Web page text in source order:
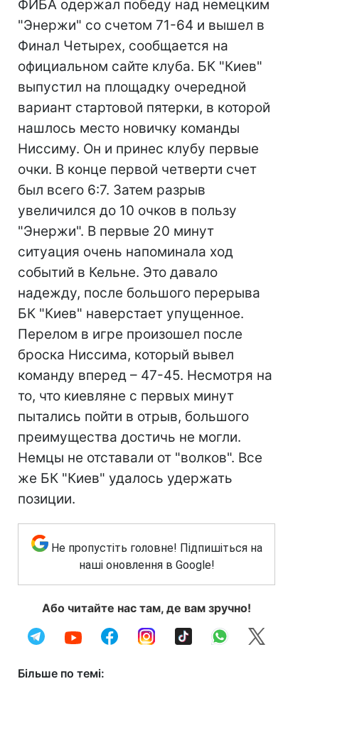
ФИБА одержал победу над немецким
"Энержи" со счетом 71-64 и вышел в
Финал Четырех, сообщается на
официальном сайте клуба. БК "Киев"
выпустил на площадку очередной
вариант стартовой пятерки, в которой
нашлось место новичку команды
Ниссиму. Он и принес клубу первые
очки. В конце первой четверти счет
был всего 6:7. Затем разрыв
увеличился до 10 очков в пользу
"Энержи". В первые 20 минут
ситуация очень напоминала ход
событий в Кельне. Это давало
надежду, после большого перерыва
БК "Киев" наверстает упущенное.
Перелом в игре произошел после
броска Ниссима, который вывел
команду вперед – 47-45. Несмотря на
то, что киевляне с первых минут
пытались пойти в отрыв, большого
преимущества достичь не могли.
Немцы не отставали от "волков". Все
же БК "Киев" удалось удержать
позиции.
Не пропустіть головне! Підпишіться на
наші оновлення в Google!
Або читайте нас там, де вам зручно!
Більше по темі: